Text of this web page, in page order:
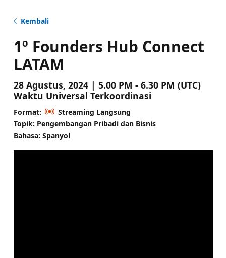
Kembali
1º Founders Hub Connect
LATAM
28 Agustus, 2024 | 5.00 PM - 6.30 PM (UTC)
Waktu Universal Terkoordinasi
Format:
Streaming Langsung
Topik: Pengembangan Pribadi dan Bisnis
Bahasa: Spanyol